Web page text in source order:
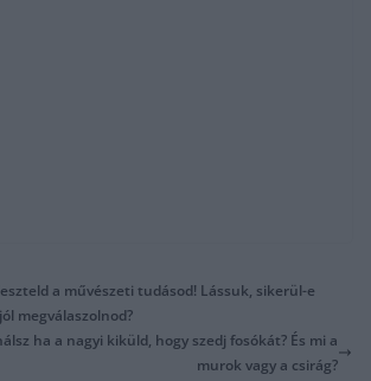
a művészeti tudásod! Lássuk, sikerül-e
megválaszolnod?
ha a nagyi kiküld, hogy szedj fosókát? És mi a
murok vagy a csirág?